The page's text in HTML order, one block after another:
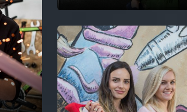
Czytaj więcej